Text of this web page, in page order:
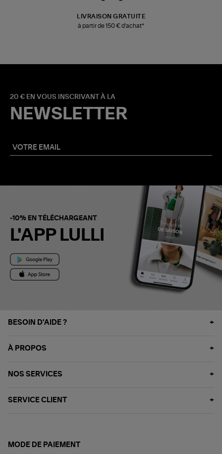
LIVRAISON GRATUITE
à partir de 150 € d'achat*
20 € EN VOUS INSCRIVANT À LA
NEWSLETTER
-10% EN TÉLÉCHARGEANT
L'APP LULLI
BESOIN D'AIDE ?
À PROPOS
NOS SERVICES
SERVICE CLIENT
MODE DE PAIEMENT